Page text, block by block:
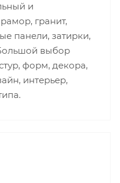
и
гранит,
панели, затирки,
выбор
форм, декора,
интерьер,